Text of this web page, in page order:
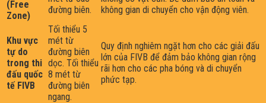
(Free
Zone)
đường biên.
không gian di chuyển cho vận động viên.
Khu vực
tự do
trong thi
đấu quốc
tế FIVB
Tối thiểu 5
mét từ
đường biên
dọc. Tối thiểu
8 mét từ
đường biên
ngang.
Quy định nghiêm ngặt hơn cho các giải đấu
lớn của FIVB để đảm bảo không gian rộng
rãi hơn cho các pha bóng và di chuyển
phức tạp.